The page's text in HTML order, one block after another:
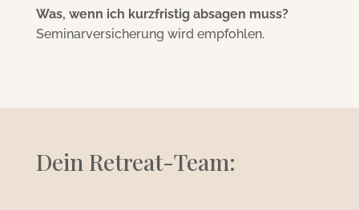
Was, wenn ich kurzfristig absagen muss?
Seminar­versicherung wird empfohlen.
Dein Retreat-Team: